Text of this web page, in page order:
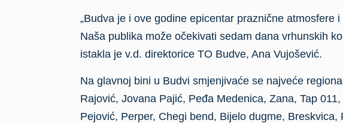
„Budva je i ove godine epicentar praznične atmosfere
Naša publika može očekivati sedam dana vrhunskih
istakla je v.d. direktorice TO Budve, Ana Vujošević.
Na glavnoj bini u Budvi smjenjivaće se najveće
Rajović, Jovana Pajić, Peđa Medenica, Zana, Tap
Pejović, Perper, Chegi bend, Bijelo dugme,